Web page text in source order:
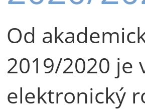
Od
2019/2020 je
elektronický